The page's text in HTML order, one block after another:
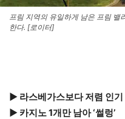
프림 지역의 유일하게 남은 프림 밸
한다. [로이터]
▶ 라스베가스보다 저렴 인기
▶ 카지노 1개만 남아 ‘썰렁’